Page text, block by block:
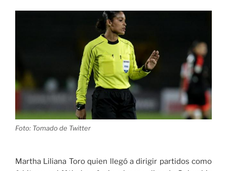
el
Campeonato
Nacional
Interclubes
2021»
Foto: Tomado de Twitter
Martha Liliana Toro quien llegó a dirigir partidos como